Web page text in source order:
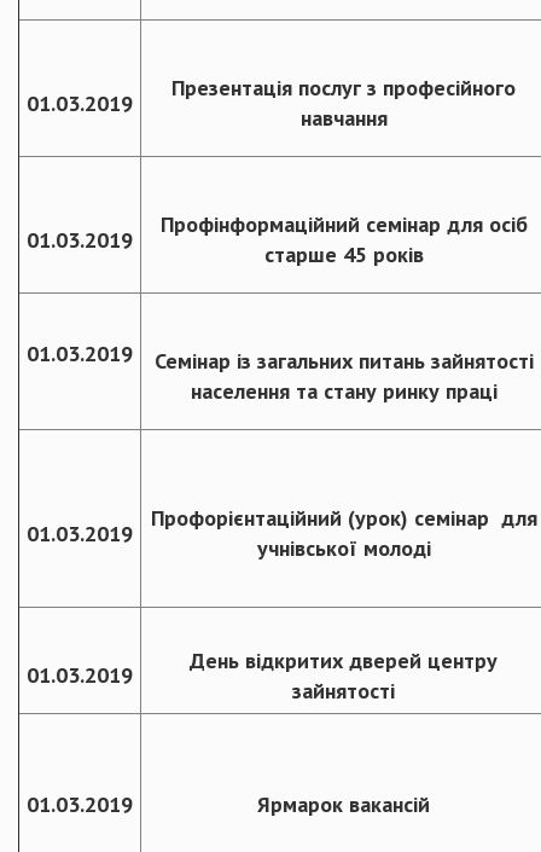
01.03.2019
Презентація послуг з професійного
навчання
01.03.2019
Профінформаційний семінар для осіб
старше 45 років
01.03.2019
Семінар із загальних питань зайнятості
населення та стану ринку праці
01.03.2019
Профорієнтаційний (урок) семінар для
учнівської молоді
01.03.2019
День відкритих дверей центру
зайнятості
01.03.2019 Ярмарок вакансій